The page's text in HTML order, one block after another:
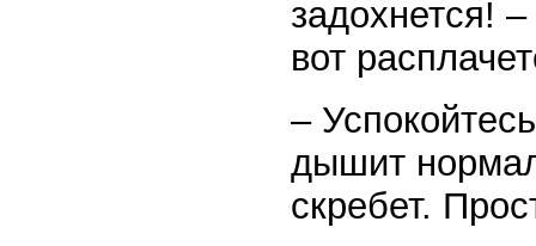
задохнется!
вот
–
дышит
скребет.